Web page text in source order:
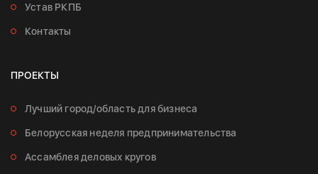
Устав РКПБ
Контакты
ПРОЕКТЫ
Лучший город/область для бизнеса
Белорусская неделя предпринимательства
Ассамблея деловых кругов